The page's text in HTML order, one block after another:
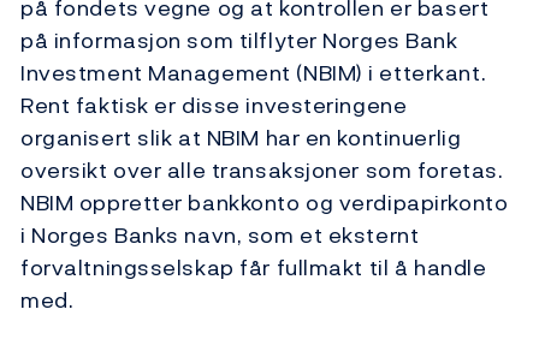
på fondets vegne og at kontrollen er basert
på informasjon som tilflyter Norges Bank
Investment Management (NBIM) i etterkant.
Rent faktisk er disse investeringene
organisert slik at NBIM har en kontinuerlig
oversikt over alle transaksjoner som foretas.
NBIM oppretter bankkonto og verdipapirkonto
i Norges Banks navn, som et eksternt
forvaltningsselskap får fullmakt til å handle
med.